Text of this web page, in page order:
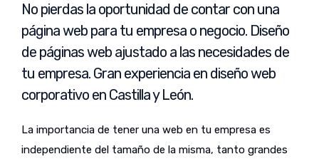
No pierdas la oportunidad de contar con una
página web para tu empresa o negocio. Diseño
de páginas web ajustado a las necesidades de
tu empresa. Gran experiencia en diseño web
corporativo en Castilla y León.
La importancia de tener una web en tu empresa es
independiente del tamaño de la misma, tanto grandes